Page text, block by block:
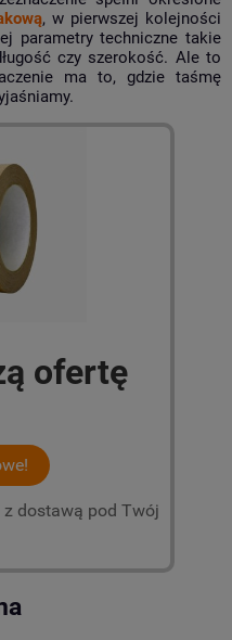
, w pierwszej kolejności
parametry techniczne takie
czy szerokość. Ale to
ma to, gdzie taśmę
ofertę
dostawą pod Twój